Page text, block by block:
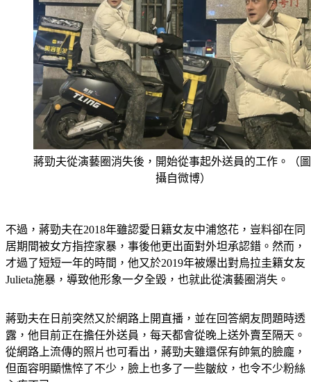
蔣勁夫從演藝圈消失後，開始從事起外送員的工作。（
攝自微博）
居期間被女方指控家暴，事後他更出面對外坦承認錯。然而，
才過了短短一年的時間，他又於2019年被爆出對烏拉圭籍女友
Julieta施暴，導致他形象一夕全毀，也就此從演藝圈消失。
露，他目前正在擔任外送員，每天都會從晚上送外賣至隔天。
從網路上流傳的照片也可看出，蔣勁夫雖還保有帥氣的臉龐，
但面容明顯憔悴了不少，臉上也多了一些皺紋，也令不少粉絲
心疼不已。